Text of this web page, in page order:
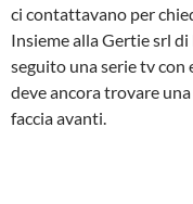
ci contattavano per
Insieme alla Gertie srl
seguito una serie tv con
deve ancora trovare
faccia avanti.